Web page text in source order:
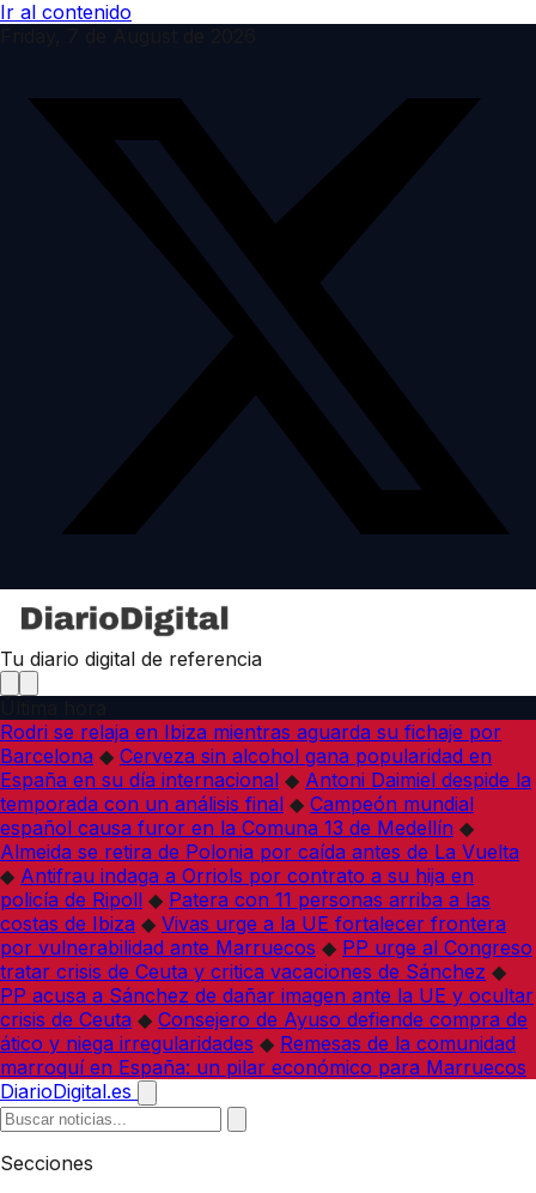
Ir al contenido
Tu diario digital de referencia
Rodri se relaja en Ibiza mientras aguarda su fichaje por
Barcelona ◆ Cerveza sin alcohol gana popularidad en
España en su día internacional ◆ Antoni Daimiel despide la
temporada con un análisis final ◆ Campeón mundial
español causa furor en la Comuna 13 de Medellín ◆
Almeida se retira de Polonia por caída antes de La Vuelta
◆ Antifrau indaga a Orriols por contrato a su hija en
policía de Ripoll ◆ Patera con 11 personas arriba a las
costas de Ibiza ◆ Vivas urge a la UE fortalecer frontera
por vulnerabilidad ante Marruecos ◆ PP urge al Congreso
tratar crisis de Ceuta y critica vacaciones de Sánchez ◆
PP acusa a Sánchez de dañar imagen ante la UE y ocultar
crisis de Ceuta ◆ Consejero de Ayuso defiende compra de
ático y niega irregularidades ◆ Remesas de la comunidad
marroquí en España: un pilar económico para Marruecos
DiarioDigital.es
Secciones